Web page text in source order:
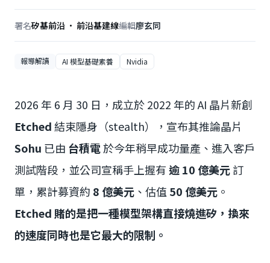
署名矽基前沿 · 前沿基建線編輯廖玄同
報導解讀 AI 模型基礎素養 Nvidia
2026 年 6 月 30 日，成立於 2022 年的 AI 晶片新創
Etched結束隱身（stealth），宣布其推論晶片
Sohu 已由 台積電於今年稍早成功量產、進入客戶
測試階段，並公司宣稱手上握有逾 10 億美元訂
單，累計募資約 8 億美元 、估值 50 億美元 。
Etched 賭的是把一種模型架構直接燒進矽，換來
的速度同時也是它最大的限制。